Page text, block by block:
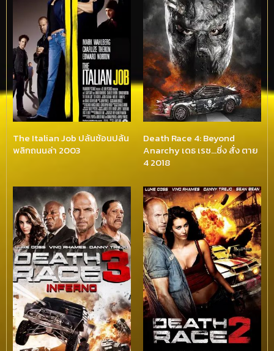
The Italian Job ปล้นซ้อนปล้น
พลิกถนนล่า 2003
Death Race 4: Beyond
Anarchy เดธ เรซ…ซิ่ง สั่ง ตาย
4 2018